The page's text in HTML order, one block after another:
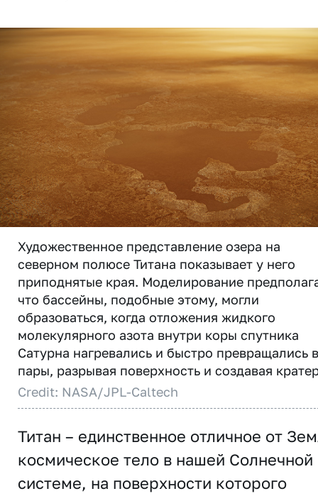
Художественное представление озера на
северном полюсе Титана показывает у него
приподнятые края. Моделирование
что бассейны, подобные этому, могли
образоваться, когда отложения жидкого
молекулярного азота внутри коры спутника
Сатурна нагревались и быстро превращались в
пары, разрывая поверхность и создавая
Credit: NASA/JPL-Caltech
Титан – единственное отличное от
космическое тело в нашей Солнечной
системе, на поверхности которого